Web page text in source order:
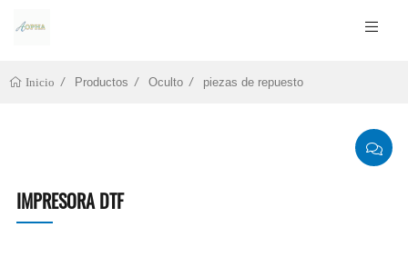
Inicio Productos Oculto piezas de repuesto
IMPRESORA DTF